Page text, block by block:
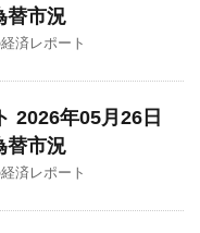
替市況
済レポート
2026年05月26日
替市況
済レポート